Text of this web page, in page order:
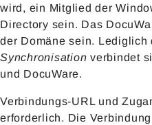
wird, ein Mitglied der
Directory sein. Das
der Domäne sein.
Synchronisation verbindet
und DocuWare.
Verbindungs-URL und
erforderlich. Die